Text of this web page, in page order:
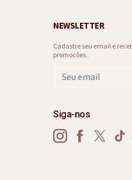
NEWSLETTER
Cadastre seu email e
promocões .
Siga-nos